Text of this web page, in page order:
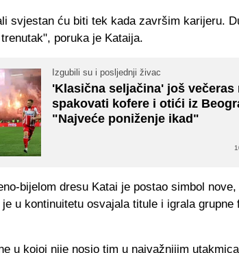
svjestan ću biti tek kada završim karijeru.
poruka je Kataija.
Izgubili su i posljednji živac
'Klasična seljačina' još večeras
spakovati kofere i otići iz
"Najveće poniženje ikad"
bijelom dresu Katai je postao simbol nove,
u kontinuitetu osvajala titule i igrala grupne
u kojoj nije nosio tim u najvažnijim